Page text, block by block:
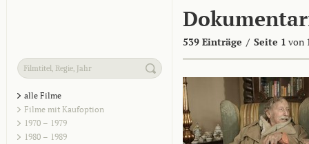
539 Einträge / Seite 1 von
alle Filme
Filme mit Kaufoption
1970 – 1979
1980 – 1989